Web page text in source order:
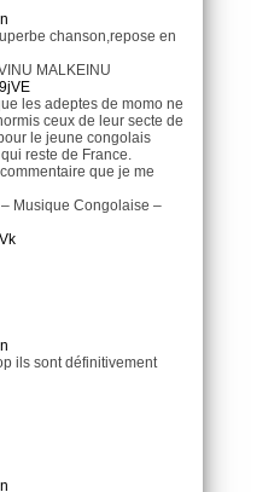
chanson,repose en
MALKEINU
les adeptes de momo ne
ceux de leur secte de
le jeune congolais
reste de France.
que je me
– Musique Congolaise –
ils sont définitivement